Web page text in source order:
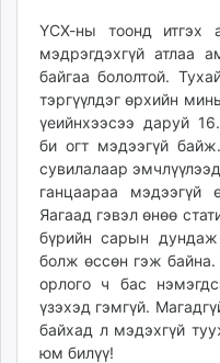
shuurhai.mn
unuudur.mn
isee.mn
mglradio.com
fact.mn
itoim.mn
tumen.mn
shuum.mn
times.mn
tvmongolia.mn
mass.mn
unegui.mn
ҮСХ-ны тоонд итгэх
мэдрэгдэхгүй атлаа
байгаа бололтой.
тэргүүлдэг өрхийн
үеийнхээсээ даруй
би огт мэдээгүй
сувилалаар
ганцаараа
Яагаад гэвэл өнөө
бүрийн сарын дундаж
болж өссөн гэж байна.
орлого ч бас
үзэхэд гэмгүй.
байхад л мэдэхгүй
юм билүү!